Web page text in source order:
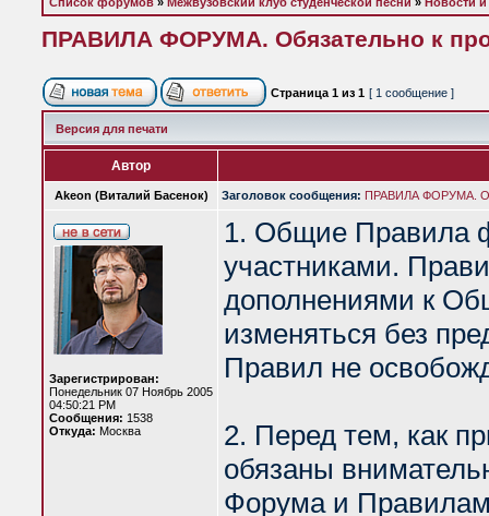
ПРАВИЛА ФОРУМА. Обязательно к
Страница 1 из 1 [ 1 сообщение ]
Версия для печати
Автор
Akeon (Виталий Басенок) Заголовок сообщения: ПРАВИЛА ФОРУМА.
Зарегистрирован:
Понедельник 07 Ноябрь 2005
04:50:21 PM
Сообщения: 1538
Откуда: Москва
1. Общие Правила
участниками.
дополнениями к
изменяться без
Правил не
2. Перед тем, как
обязаны
Форума и